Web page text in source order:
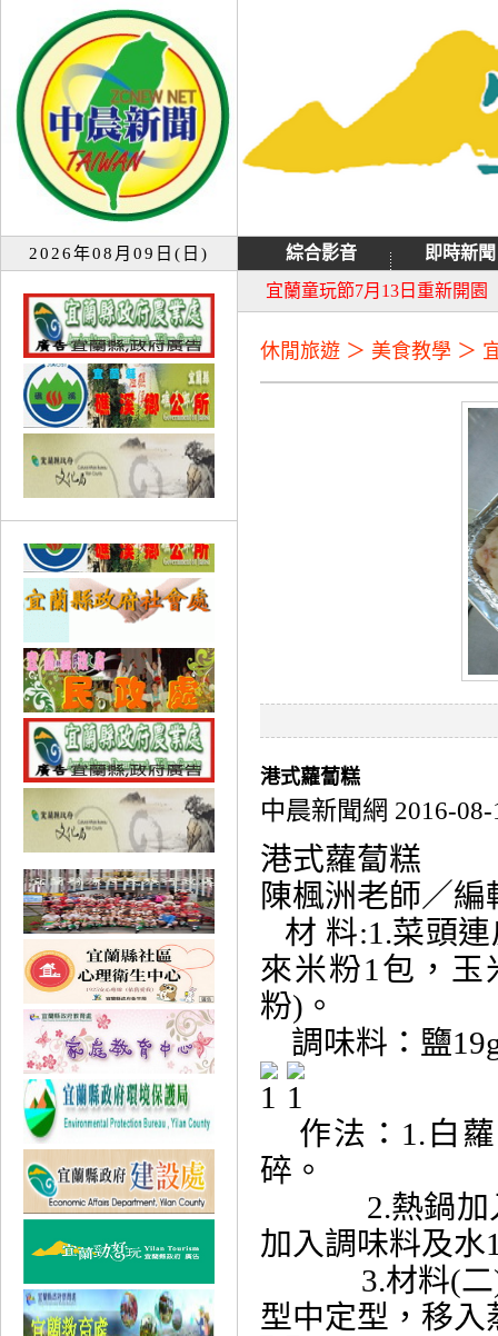
2026年08月09日(日) 綜合影音
即時新聞
宜蘭童玩節7月13日重新開園
大同音樂祭延期至8月9日禮
休閒旅遊 ＞ 美食教學 ＞
港式蘿蔔糕
中晨新聞網 2016-08-
港式蘿蔔糕
陳楓洲老師／
材 料:1.菜頭連
來米粉1包，玉
粉)。
調味料：鹽
作法：1.白蘿
碎。
2.熱鍋加入
加入調味料
3.材料(二)攪
型中定型，移